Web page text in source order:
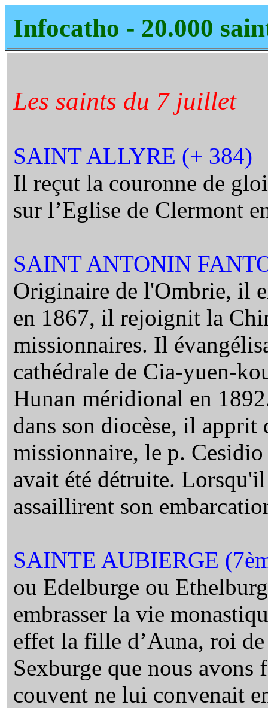
Infocatho - 20.000
Les saints du 7 juillet
SAINT ALLYRE (+ 384)
Il reçut la couronne de
sur l’Eglise de Clermont
SAINT ANTONIN
Originaire de l'Ombrie, il
en 1867, il rejoignit la
missionnaires. Il
cathédrale de Cia-yuen-
Hunan méridional en
dans son diocèse, il
missionnaire, le p.
avait été détruite.
assaillirent son
SAINTE AUBIERGE
ou Edelburge ou
embrasser la vie
effet la fille d’Auna, roi
Sexburge que nous
couvent ne lui convenait